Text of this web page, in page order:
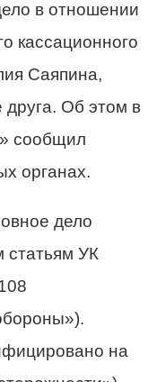
в отношении
кассационного
Саяпина,
друга. Об этом в
сообщил
органах.
дело
статьям УК
на